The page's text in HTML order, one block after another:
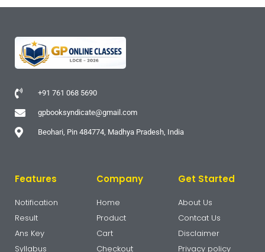
+91 761 068 5690
gpbooksyndicate@gmail.com
Beohari, Pin 484774, Madhya Pradesh, India
Features
Notification
Result
Ans Key
Syllabus
Company
Home
Product
Cart
Checkout
Get Started
About Us
Contcat Us
Disclaimer
Privacy policy